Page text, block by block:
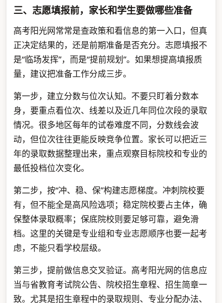
三、志愿填报前，家长和学生要做哪些准备
高考阳光网常常是查政策和看信息的第一入口，但真
正决定结果的，还是前期准备是否充分。志愿填报不
是“临场发挥”，而是“提前规划”。如果想提高填报质
量，建议把准备工作分成三步。
第一步，建立分数与位次认知。不要只盯着分数本
身，要重点看位次、线差以及近几年同位次段的录取
情况。很多地区每年的试卷难度不同，分数线会波
动，但位次往往更能反映竞争位置。家长可以把近三
年的录取数据整理出来，重点观察目标院校和专业的
最低投档位次变化。
第二步，按“冲、稳、保”构建志愿梯度。冲刺院校要
有，但不能全是高风险选项；稳定院校要占主体，确
保整体录取概率；保底院校则要足够可靠，避免滑
档。这里的关键是专业组和专业志愿顺序也要一起考
虑，不能只看学校层级。
第三步，提前做信息交叉验证。高考阳光网的信息应
当与省教育考试院公告、院校招生章程、招生简章一
致。尤其是招生章程中的录取规则、专业分配办法、